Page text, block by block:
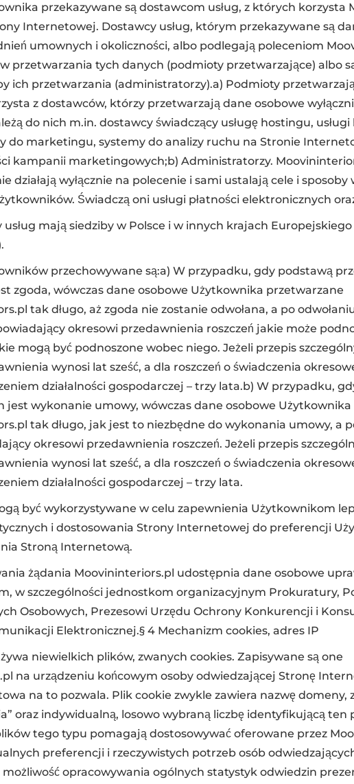
przekazywane są dostawcom usług, z których korzysta
Internetowej. Dostawcy usług, którym przekazywane są
umownych i okoliczności, albo podlegają poleceniom
przetwarzania tych danych (podmioty przetwarzające) albo
ich przetwarzania (administratorzy).a) Podmioty
z dostawców, którzy przetwarzają dane osobowe
do nich m.in. dostawcy świadczący usługę hostingu, usługi
do marketingu, systemy do analizy ruchu na Stronie
kampanii marketingowych;b) Administratorzy.
działają wyłącznie na polecenie i sami ustalają cele i
Świadczą oni usługi płatności elektronicznych
mają siedziby w Polsce i w innych krajach Europejskiego
przechowywane są:a) W przypadku, gdy podstawą
zgoda, wówczas dane osobowe Użytkownika przetwarzane
tak długo, aż zgoda nie zostanie odwołana, a po
okresowi przedawnienia roszczeń jakie może
mogą być podnoszone wobec niego. Jeżeli przepis
wynosi lat sześć, a dla roszczeń o świadczenia
działalności gospodarczej – trzy lata.b) W przypadku,
jest wykonanie umowy, wówczas dane osobowe
tak długo, jak jest to niezbędne do wykonania umowy, a
okresowi przedawnienia roszczeń. Jeżeli przepis
wynosi lat sześć, a dla roszczeń o świadczenia
działalności gospodarczej – trzy lata.
być wykorzystywane w celu zapewnienia Użytkownikom
i dostosowania Strony Internetowej do preferencji
Stroną Internetową.
żądania Moovininteriors.pl udostępnia dane osobowe
w szczególności jednostkom organizacyjnym Prokuratury,
Osobowych, Prezesowi Urzędu Ochrony Konkurencji i
Elektronicznej.§ 4 Mechanizm cookies, adres IP
niewielkich plików, zwanych cookies. Zapisywane są one
na urządzeniu końcowym osoby odwiedzającej Stronę
na to pozwala. Plik cookie zwykle zawiera nazwę domeny,
oraz indywidualną, losowo wybraną liczbę identyfikującą ten
tego typu pomagają dostosowywać oferowane przez
preferencji i rzeczywistych potrzeb osób
opracowywania ogólnych statystyk odwiedzin